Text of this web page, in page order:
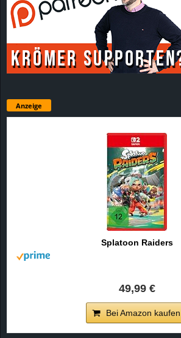
Anzeige
Splatoon Raiders
49,99 €
Bei Amazon kaufen